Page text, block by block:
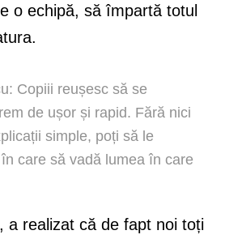
o echipă, să împartă totul
Copiii reușesc să se
de ușor și rapid. Fără nici
simple, poți să le
care să vadă lumea în care
a realizat că de fapt noi toți